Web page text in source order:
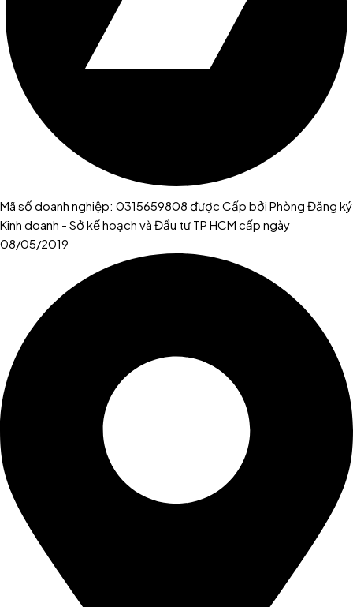
Mã số doanh nghiệp: 0315659808 được Cấp bởi Phòng Đăng ký
Kinh doanh - Sở kế hoạch và Đầu tư TP HCM cấp ngày
08/05/2019